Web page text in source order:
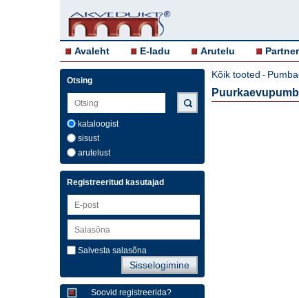
Avaleht E-ladu Arutelu
Otsing
kataloogist
sisust
arutelust
Registreeritud kasutajad
Salvesta salasõna
Soovid registreerida?
Kõik tooted -